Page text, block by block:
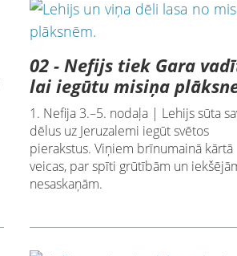
02 - Nefijs tiek Gara
lai iegūtu misiņa
1. Nefija 3.–5. nodaļa | Lehijs sūta
dēlus uz Jeruzalemi iegūt svētos
pierakstus. Viņiem brīnumainā kārtā
veicas, par spīti grūtībām un
nesaskaņām.